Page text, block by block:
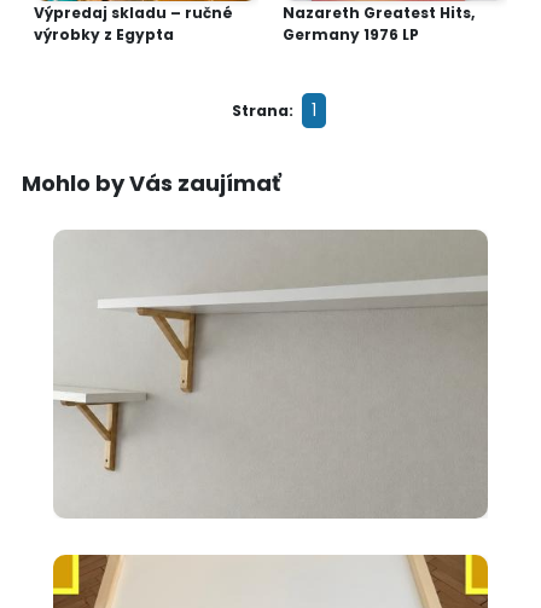
Výpredaj skladu – ručné
výrobky z Egypta
Nazareth Greatest Hits,
Germany 1976 LP
Strana: 1
Mohlo by Vás zaujímať
biele 120X20cm